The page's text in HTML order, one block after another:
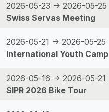
2026-05-23 -> 2026-05-25
Swiss Servas Meeting
2026-05-21 -> 2026-05-25
International Youth Camp
2026-05-16 -> 2026-05-21
SIPR 2026 Bike Tour